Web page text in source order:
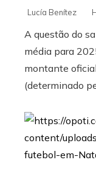
Lucía Benítez
A questão do
média para
montante
(determinado